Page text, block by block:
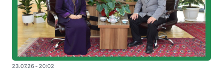
23.07.26 - 20:02